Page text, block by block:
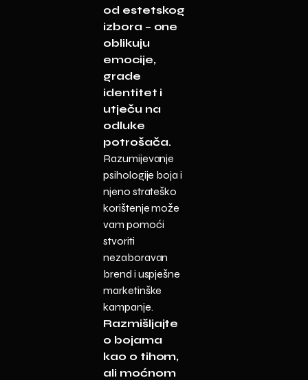
od estetskog
izbora – one
oblikuju
emocije,
grade
identitet i
utječu na
odluke
potrošača.
Razumijevanje
psihologije boja i
njeno strateško
korištenje može
vam pomoći
stvoriti
nezaboravan
brend i uspješne
marketinške
kampanje.
Razmišljajte
o bojama
kao o tihom,
ali moćnom